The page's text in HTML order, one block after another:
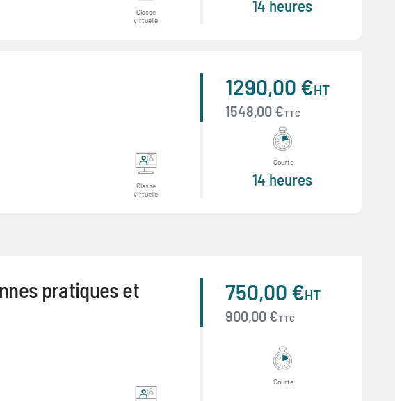
Classe
virtuelle
14 heures
Classe
virtuelle
1290,00 €HT
1548,00 €TTC
Courte
14 heures
pratiques et
750,00 €HT
900,00 €TTC
Courte